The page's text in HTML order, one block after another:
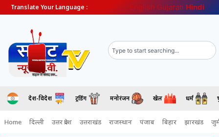
Translate Your Language : English Gujarati Hindi
देश-विदेश ट्रेंडिंग मनोरंजन खेल धर्म
Home दिल्ली उत्तर प्रदेश उत्तराखंड राजस्थान पंजाब बिहार झारखंड